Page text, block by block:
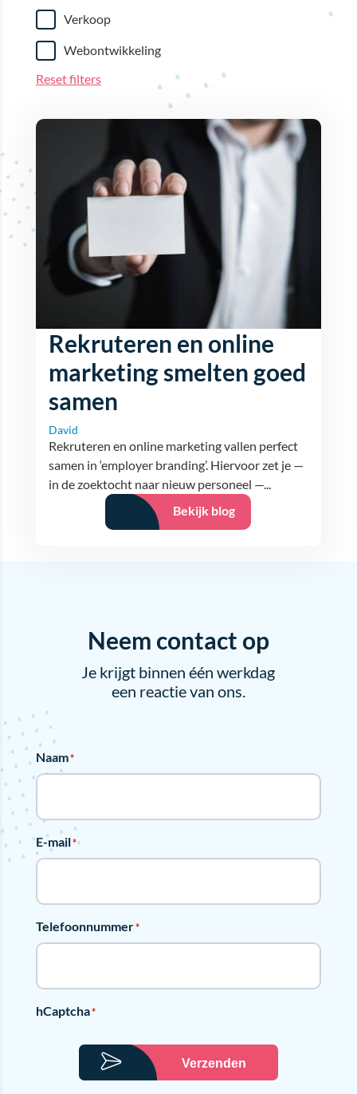
Verkoop
Webontwikkeling
Reset filters
Rekruteren en online
marketing smelten goed
samen
David
Rekruteren en online marketing vallen perfect
samen in ‘employer branding’. Hiervoor zet je —
in de zoektocht naar nieuw personeel —...
Bekijk blog
Neem contact op
Je krijgt binnen één werkdag
een reactie van ons.
Naam*
E-mail*
Telefoonnummer*
hCaptcha*
Verzenden